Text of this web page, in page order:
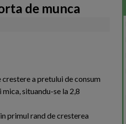
de munca
a pretului de consum
situandu-se la 2,8
primul rand de cresterea